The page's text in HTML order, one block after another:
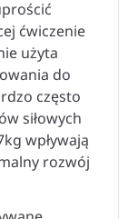
ćwiczenie
użyta
do
często
siłowych
wpływają
rozwój